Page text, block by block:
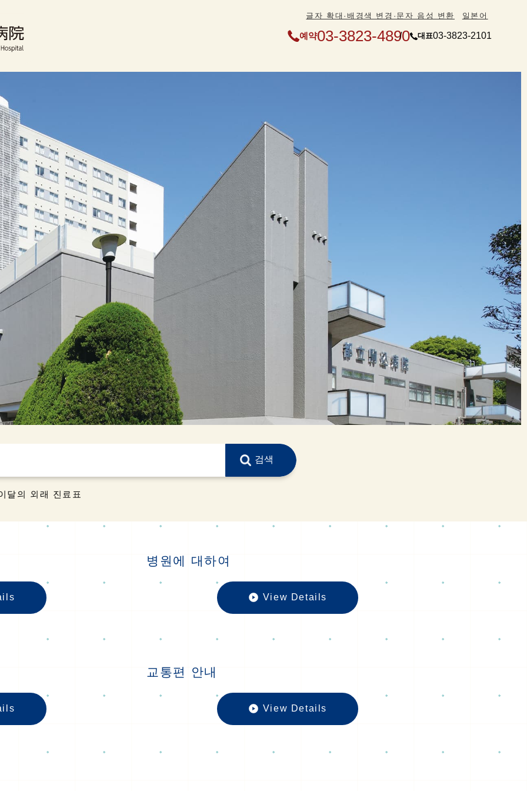
글자 확대·배경색 변경·문자 음성 변환 일본어
예약03-3823-4890 대표03-3823-2101
달의 외래 진료표
병원에 대하여
View Details
교통편 안내
View Details